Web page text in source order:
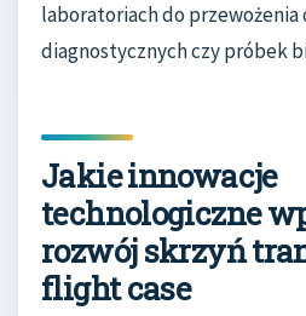
laboratoriach do
diagnostycznych czy próbek
Jakie innowacje
technologiczne
rozwój skrzyń
flight case